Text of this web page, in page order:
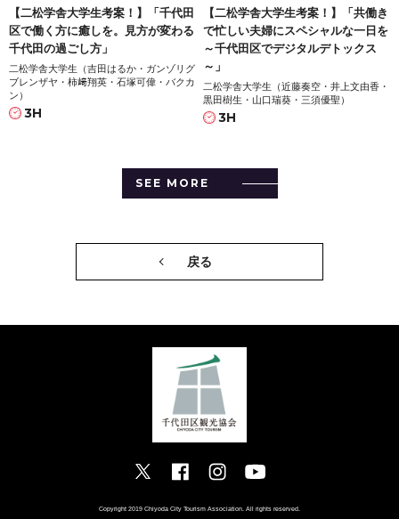
【二松学舎大学生考案！】「千代田
区で働く方に癒しを。見方が変わる
千代田の過ごし方」
二松学舎大学生（吉田はるか・ガンゾリグ
ブレンザヤ・柿﨑翔英・石塚可偉・バクカ
ン）
3H
【二松学舎大学生考案！】「共働き
で忙しい夫婦にスペシャルな一日を
～千代田区でデジタルデトックス
～」
二松学舎大学生（近藤奏空・井上文由香・
黒田樹生・山口瑞葵・三須優聖）
3H
SEE MORE
戻る
Copyright 2019 Chiyoda City Tourism Association. All rights reserved.